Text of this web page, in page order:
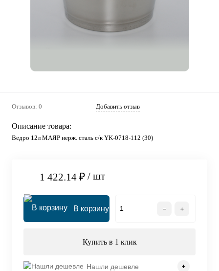
Отзывов: 0 Добавить отзыв
Описание товара:
Ведро 12л МАЯР нерж. сталь с/к YK-0718-112 (30)
1 422.14 ₽ / шт
В корзину
Купить в 1 клик
Нашли дешевле